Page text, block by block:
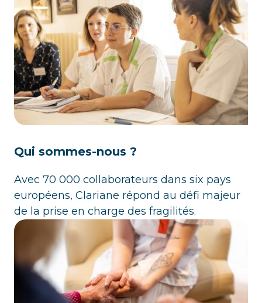
Qui sommes-nous ?
Avec 70 000 collaborateurs dans six pays
européens, Clariane répond au défi majeur
de la prise en charge des fragilités.